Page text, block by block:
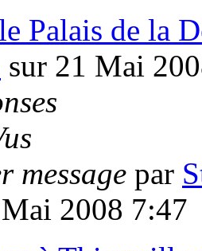
Palais de la
sur 21 Mai
message par
2008 7:47